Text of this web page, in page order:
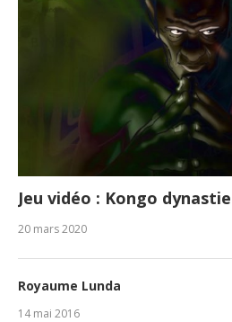
Jeu vidéo : Kongo dynastie
20 mars 2020
Royaume Lunda
14 mai 2016